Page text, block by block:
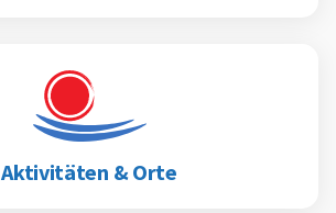
Aktivitäten & Orte